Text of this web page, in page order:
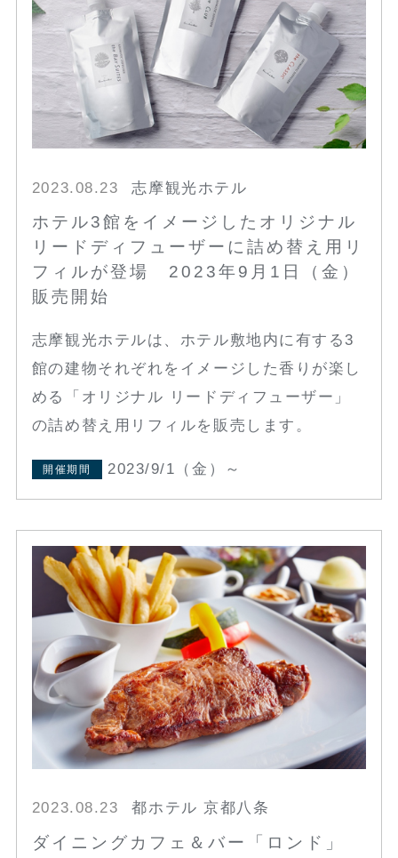
2023.08.23 志摩観光ホテル
ホテル3館をイメージしたオリジナル
リードディフューザーに詰め替え用リ
フィルが登場 2023年9月1日（金）
販売開始
志摩観光ホテルは、ホテル敷地内に有する3
館の建物それぞれをイメージした香りが楽し
める「オリジナル リードディフューザー」
の詰め替え用リフィルを販売します。
開催期間 2023/9/1（金）～
2023.08.23 都ホテル 京都八条
ダイニングカフェ＆バー「ロンド」